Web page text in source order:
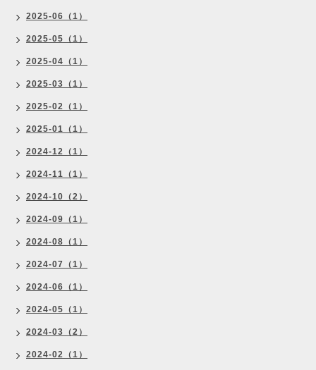
2025-06（1）
2025-05（1）
2025-04（1）
2025-03（1）
2025-02（1）
2025-01（1）
2024-12（1）
2024-11（1）
2024-10（2）
2024-09（1）
2024-08（1）
2024-07（1）
2024-06（1）
2024-05（1）
2024-03（2）
2024-02（1）